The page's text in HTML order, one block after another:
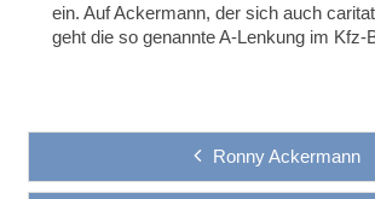
ein. Auf Ackermann, der sich auch
geht die so genannte A-Lenkung im Kfz-
Ronny Ackermann